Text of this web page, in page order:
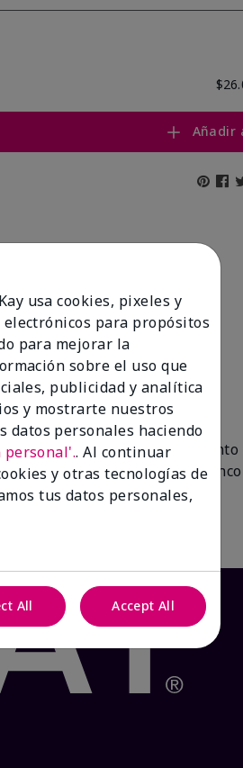
Añadir
al paraíso con un tratamiento
y el fresco sabor de té
¡Tu oasis te espera!
usa cookies, pixeles y
para propósitos
para mejorar la
sobre el uso que
publicidad y analítica
y mostrarte nuestros
datos personales haciendo
personal'.. Al continuar
y otras tecnologías de
tus datos personales,
All Accept All